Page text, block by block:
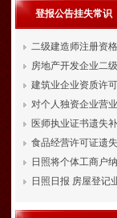
登报公告挂失常识
二级建造师注册资
房地产开发企业二
建筑业企业资质许
对个人独资企业营
医师执业证书遗失
食品经营许可证遗
日照将个体工商户
日照日报 房屋登记